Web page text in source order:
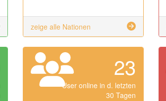
zeige alle Nationen
23
User online in d. letzten
30 Tagen